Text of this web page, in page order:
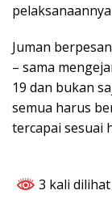
Juman
– sama
19 dan bukan
semua harus
tercapai sesuai
3 kali dilihat